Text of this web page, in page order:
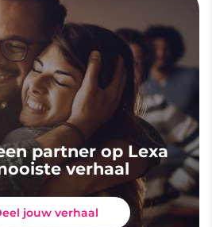
partner op Lexa
verhaal
jouw verhaal